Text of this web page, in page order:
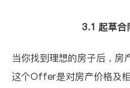
3.1 起草合
当你找到理想的房子后，房
这个Offer是对房产价格及